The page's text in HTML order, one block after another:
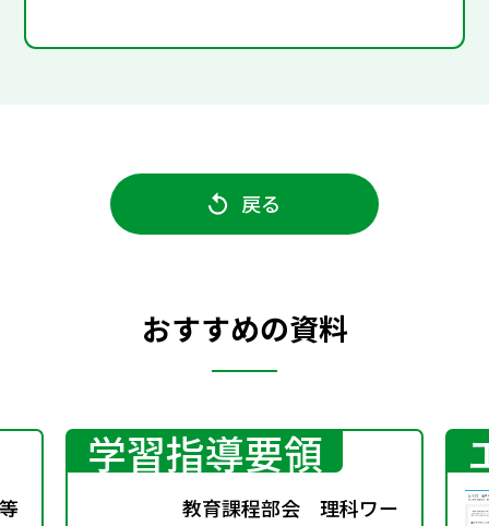
戻る
おすすめの資料
学習指導要領
教育課程部会 理科ワー